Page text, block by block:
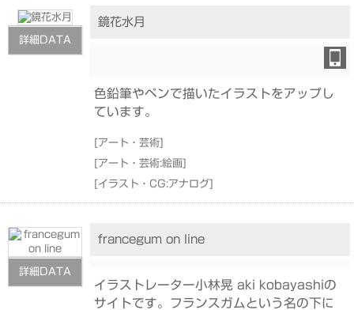
詳細DATA
鏡花水月
色鉛筆やペンで描いたイラストをアップし
ています。
[アート・芸術]
[アート・芸術:絵画]
[イラスト・CG:アナログ]
詳細DATA
francegum on line
イラストレーター小林晃 aki kobayashiの
サイトです。フランスガムという名の下に